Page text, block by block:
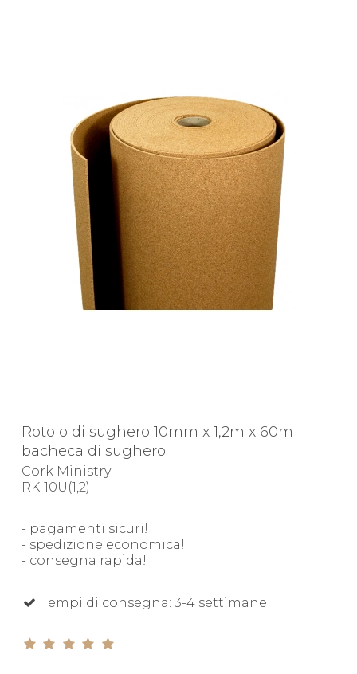
Rotolo di sughero 10mm x 1,2m x 60m
bacheca di sughero
Cork Ministry
RK-10U(1,2)
- pagamenti sicuri!
- spedizione economica!
- consegna rapida!
Tempi di consegna: 3-4 settimane